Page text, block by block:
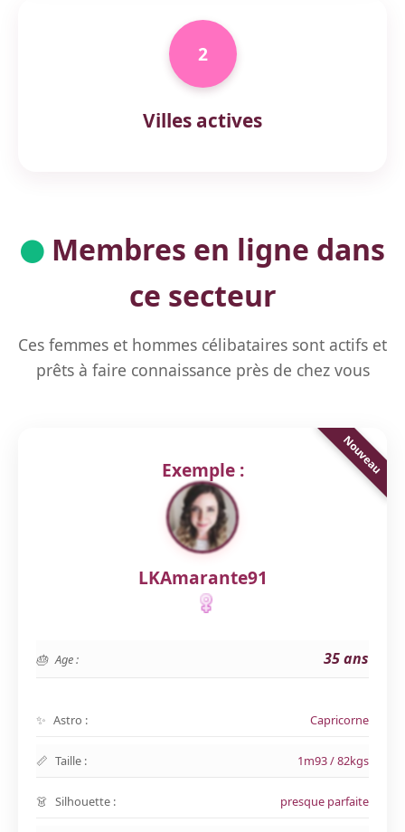
2
Villes actives
Membres en ligne dans
ce secteur
Ces femmes et hommes célibataires sont actifs et
prêts à faire connaissance près de chez vous
Exemple :
LKAmarante91
Age : 35 ans
Astro : Capricorne
Taille : 1m93 / 82kgs
Silhouette : presque parfaite